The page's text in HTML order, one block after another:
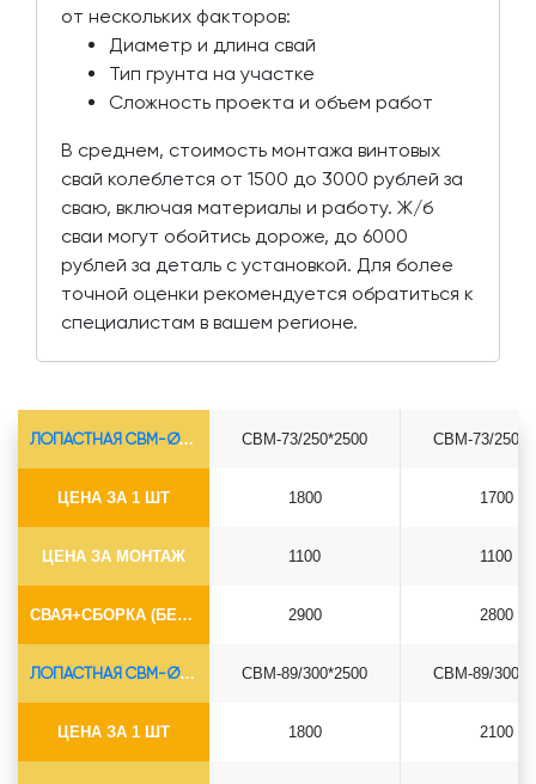
от нескольких факторов:
Диаметр и длина свай
Тип грунта на участке
Сложность проекта и объем работ
В среднем, стоимость монтажа винтовых
свай колеблется от 1500 до 3000 рублей за
сваю, включая материалы и работу. Ж/б
сваи могут обойтись дороже, до 6000
рублей за деталь с установкой. Для более
точной оценки рекомендуется обратиться к
специалистам в вашем регионе.
ЛОПАСТНАЯ СВМ-Ø73*5.5
ЦЕНА ЗА 1 ШТ
ЦЕНА ЗА МОНТАЖ
СВАЯ+СБОРКА (БЕЗ ОГОЛОВКА)
СВМ-73/250*2500
1800
1100
2900
СВМ-73/
1700
1100
2800
ЛОПАСТНАЯ СВМ-Ø89*6.5
ЦЕНА ЗА 1 ШТ
СВМ-89/300*2500
1800
СВМ-89/
2100